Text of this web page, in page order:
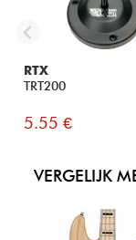
RTX
TRT200
5.55 €
VERGELIJK